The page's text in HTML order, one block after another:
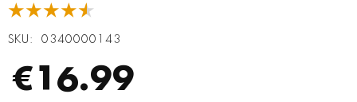
★★★★★
SKU 0340000143
€16.99
Bildgalerie